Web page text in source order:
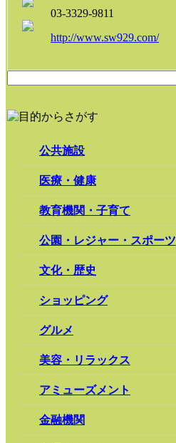
03-3329-9811
http://www.sw929.com/
公共施設
医療・健康
教育機関・子育て
公園・レジャー・スポーツ
文化・歴史
ショッピング
グルメ
美容・リラックス
アミューズメント
金融機関